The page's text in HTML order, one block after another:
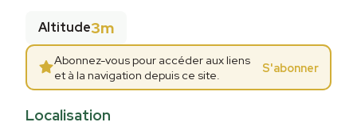
Altitude3m
Abonnez-vous pour accéder aux liens
et à la navigation depuis ce site.
S'abonner
Localisation